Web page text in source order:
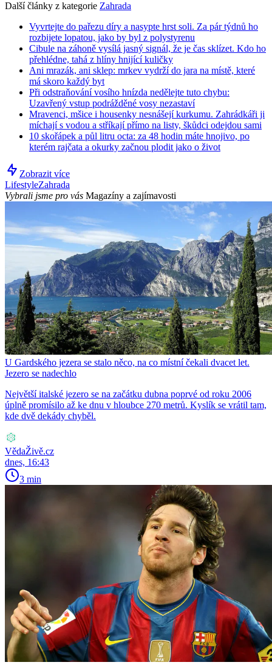
Další články z kategorie Zahrada
Vyvrtejte do pařezu díry a nasypte hrst soli. Za pár týdnů ho
rozbijete lopatou, jako by byl z polystyrenu
Cibule na záhoně vysílá jasný signál, že je čas sklízet. Kdo ho
přehlédne, tahá z hlíny hnijící kuličky
Ani mrazák, ani sklep: mrkev vydrží do jara na místě, které
má skoro každý byt
Při odstraňování vosího hnízda nedělejte tuto chybu:
Uzavřený vstup podrážděné vosy nezastaví
Mravenci, mšice i housenky nesnášejí kurkumu. Zahrádkáři ji
míchají s vodou a stříkají přímo na listy, škůdci odejdou sami
10 skořápek a půl litru octa: za 48 hodin máte hnojivo, po
kterém rajčata a okurky začnou plodit jako o život
Zobrazit více
LifestyleZahrada
Vybrali jsme pro vás Magazíny a zajímavosti
U Gardského jezera se stalo něco, na co místní čekali dvacet let.
Jezero se nadechlo
Největší italské jezero se na začátku dubna poprvé od roku 2006
úplně promísilo až ke dnu v hloubce 270 metrů. Kyslík se vrátil tam,
kde dvě dekády chyběl.
VědaŽivě.cz
dnes, 16:43
3 min